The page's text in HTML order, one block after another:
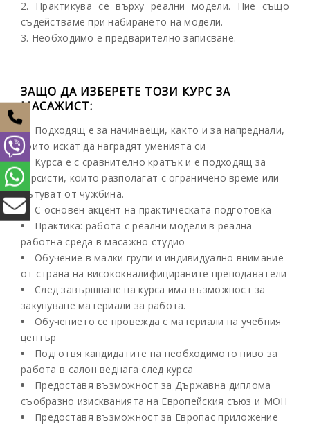
2. Практикува се върху реални модели. Ние също
съдействаме при набирането на модели.
3. Необходимо е предварително записване.
ЗАЩО ДА ИЗБЕРЕТЕ ТОЗИ КУРС ЗА
МАСАЖИСТ:
Подходящ е за начинаещи, както и за напреднали,
които искат да наградят уменията си
Курса е с сравнително кратък и е подходящ за
курсисти, които разполагат с ограничено време или
пътуват от чужбина.
С основен акцент на практическата подготовка
Практика: работа с реални модели в реална
работна среда в масажно студио
Обучение в малки групи и индивидуално внимание
от страна на висококвалифицираните преподаватели
След завършване на курса има възможност за
закупуване материали за работа.
Обучението се провежда с материали на учебния
център
Подготвя кандидатите на необходимото ниво за
работа в салон веднага след курса
Предоставя възможност за Държавна диплома
съобразно изискванията на Европейския съюз и МОН
Предоставя възможност за Европас приложение